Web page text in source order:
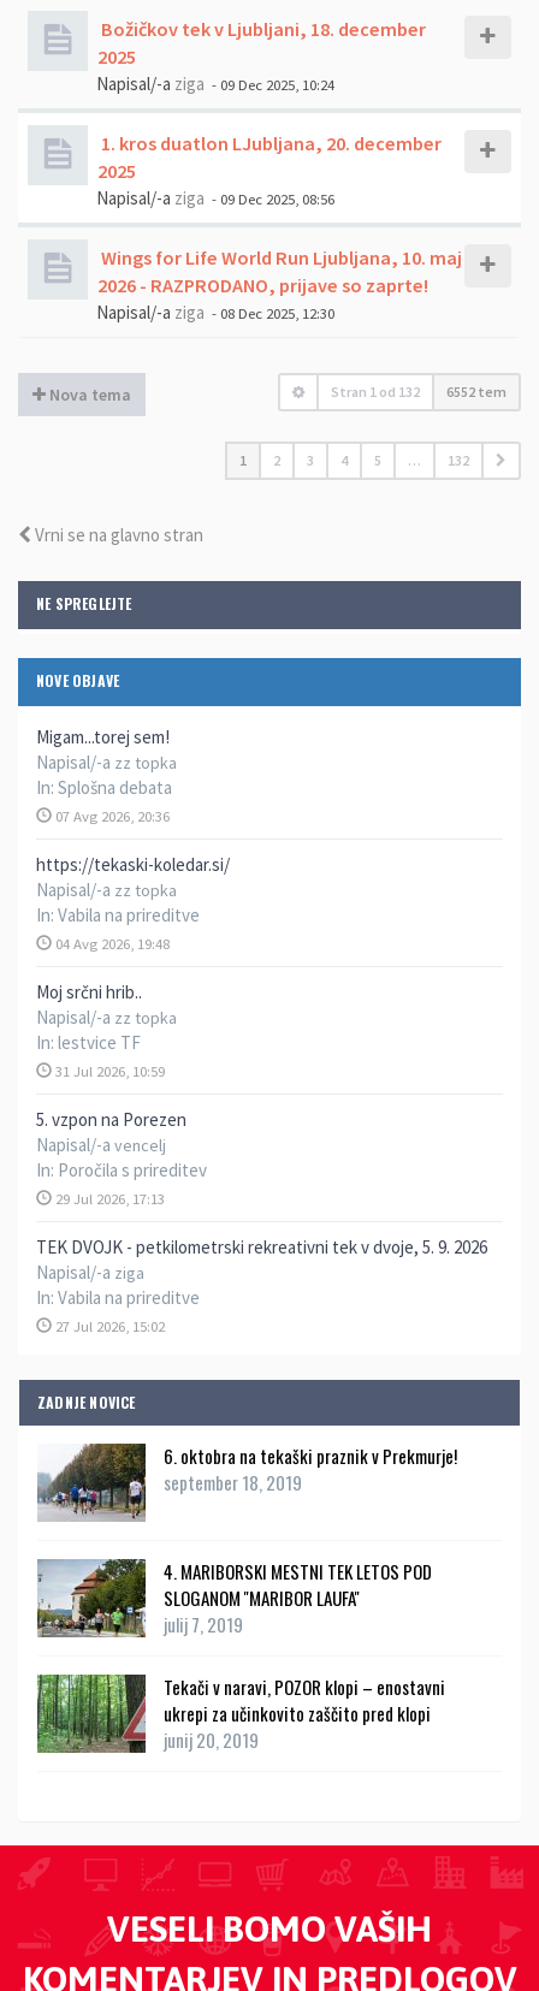
NE SPREGLEJTE
NOVE OBJAVE
Migam...torej sem!
Napisal/-a zz topka
In: Splošna debata
07 Avg 2026, 20:36
https://tekaski-koledar.si/
Napisal/-a zz topka
In: Vabila na prireditve
04 Avg 2026, 19:48
Moj srčni hrib..
Napisal/-a zz topka
In: lestvice TF
31 Jul 2026, 10:59
5. vzpon na Porezen
Napisal/-a vencelj
In: Poročila s prireditev
29 Jul 2026, 17:13
TEK DVOJK - petkilometrski rekreativni tek v dvoje, 5. 9. 2026
Napisal/-a ziga
In: Vabila na prireditve
27 Jul 2026, 15:02
ZADNJE NOVICE
6. oktobra na tekaški praznik v Prekmurje!
september 18, 2019
4. MARIBORSKI MESTNI TEK LETOS POD
SLOGANOM ''MARIBOR LAUFA''
julij 7, 2019
Tekači v naravi, POZOR klopi – enostavni
ukrepi za učinkovito zaščito pred klopi
junij 20, 2019
Božičkov tek v Ljubljani, 18. december
2025
Napisal/-a ziga - 09 Dec 2025, 10:24
1. kros duatlon LJubljana, 20. december
2025
Napisal/-a ziga - 09 Dec 2025, 08:56
Wings for Life World Run Ljubljana, 10. maj
2026 - RAZPRODANO, prijave so zaprte!
Napisal/-a ziga - 08 Dec 2025, 12:30
Nova tema Stran 1 od 132 6552 tem
1 2 3 4 5 … 132
Vrni se na glavno stran
VESELI BOMO VAŠIH
KOMENTARJEV IN PREDLOGOV